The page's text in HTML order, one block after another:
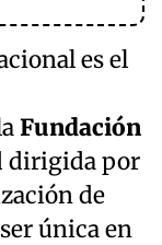
es el
Fundación
dirigida por
de
única en